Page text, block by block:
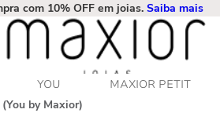
com 10% OFF em joias. Saiba mais
YOU MAXIOR PETIT
by Maxior)